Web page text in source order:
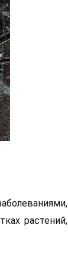
растений,